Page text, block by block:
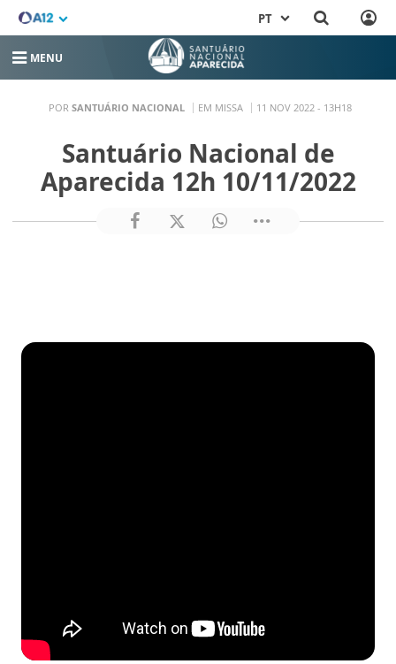
PT
MENU
POR SANTUÁRIO NACIONAL EM MISSA 11 NOV 2022 - 13H18
Santuário Nacional de
Aparecida 12h 10/11/2022